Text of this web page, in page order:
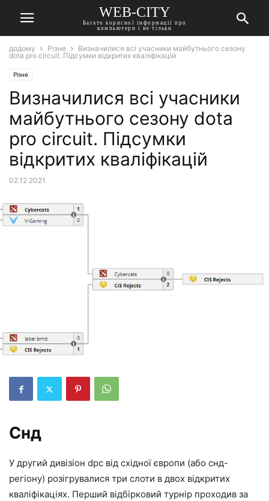
WEB-CITY
Багато корисної інформації про
компьютери і не тільки
додому Різне
Визначилися всі учасники майбутнього сезону
dota pro circuit. Підсумки відкритих кваліфікацій
Різне
Визначилися всі учасники
майбутнього сезону dota
pro circuit. Підсумки
відкритих кваліфікацій
02.12.2021
Снд
У другий дивізіон dpc від східної європи (або снд-
регіону) розігрувалися три слоти в двох відкритих
кваліфікаціях. Перший відбірковий турнір проходив за